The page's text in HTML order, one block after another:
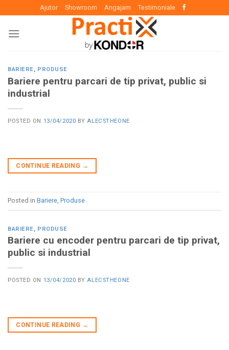
content
Ajutor Showroom Angajam Testimoniale
BARIERE, PRODUSE
Bariere pentru parcari de tip privat, public si
industrial
POSTED ON 13/04/2020 BY ALECSTHEONE
CONTINUE READING →
Posted in Bariere Produse
BARIERE, PRODUSE
Bariere cu encoder pentru parcari de tip privat,
public si industrial
POSTED ON 13/04/2020 BYALECSTHEONE
CONTINUE READING →